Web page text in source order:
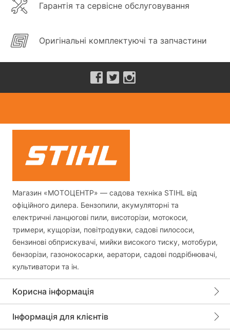
Гарантія та сервісне обслуговування
Оригінальні комплектуючі та запчастини
Магазин «МОТОЦЕНТР» — садова техніка STIHL від
офіційного дилера. Бензопили, акумуляторні та
електричні ланцюгові пили, висоторізи, мотокоси,
тримери, кущорізи, повітродувки, садові пилососи,
бензинові обприскувачі, мийки високого тиску, мотобури,
бензорізи, газонокосарки, аератори, садові подрібнювачі,
культиватори та ін.
Корисна інформація
Інформація для клієнтів